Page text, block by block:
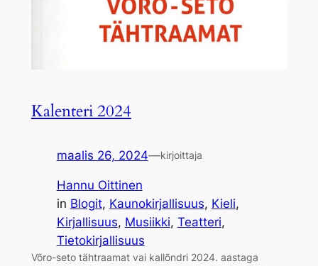
Kalenteri 2024
maalis 26, 2024—kirjoittaja
Hannu Oittinen
in Blogit, Kaunokirjallisuus, Kieli
Kirjallisuus, Musiikki, Teatteri
Tietokirjallisuus
Võro-seto tähtraamat vai kallõndri 2024. aastaga